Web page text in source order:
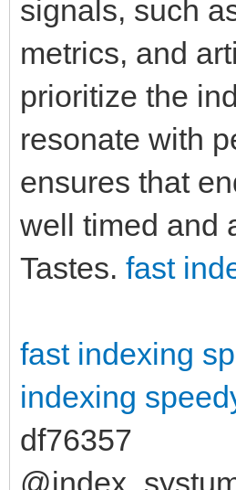
signals, such
metrics, and
prioritize the
resonate with
ensures that
well timed and
Tastes. fast
fast indexing
indexing
df76357